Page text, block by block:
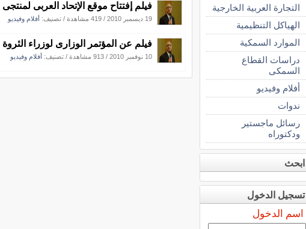
فيلم إفتتاح موقع الإتحاد العربى
19 ديسمبر 2010 / 419 مشاهدة / تصنيف: أفلام وفيديو
فيلم عن المؤتمر الوزارى لوزراء
10 نوفمبر 2010 / 913 مشاهدة / تصنيف: أفلام وفيديو
التجارة العربية الخارجية
الهياكل التنظيمية
الموارد السمكية
دراسات القطاع
السمكى
أفلام وفيديو
ندوات
رسائل ماجستير
ودكتوراه
ابحث
تسجيل الدخول
اسم الدخول